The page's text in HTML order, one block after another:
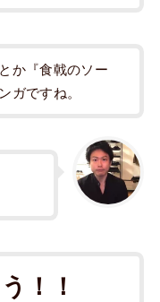
か『食戟のソー
ガですね。
！！